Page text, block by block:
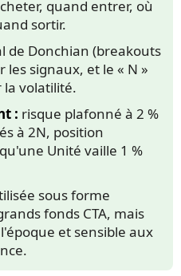
quand entrer, où
sortir.
de Donchian (breakouts
les signaux, et le « N »
la volatilité.
: risque plafonné à 2 %
à 2N, position
Unité vaille 1 %
sous forme
fonds CTA, mais
et sensible aux